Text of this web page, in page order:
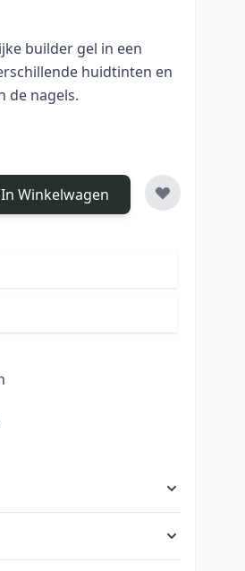
builder gel in een
huidtinten en
de nagels.
In Winkelwagen